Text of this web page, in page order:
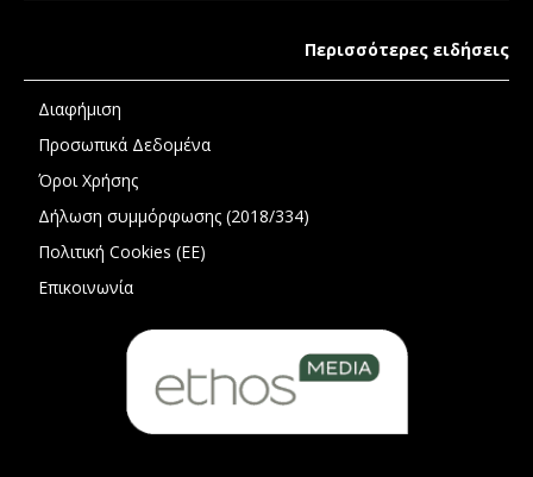
Περισσότερες ειδήσεις
Διαφήμιση
Προσωπικά Δεδομένα
Όροι Χρήσης
Δήλωση συμμόρφωσης (2018/334)
Πολιτική Cookies (ΕΕ)
Επικοινωνία